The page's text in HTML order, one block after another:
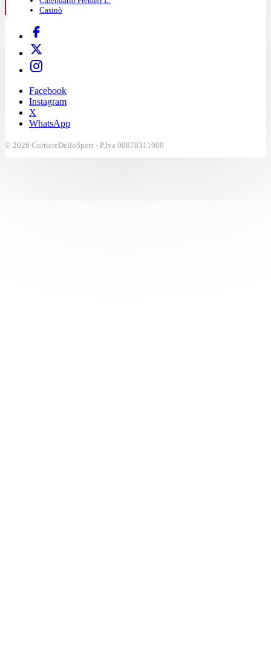
Casinò
Facebook
Instagram
X
WhatsApp
© 2026 CorriereDelloSport - P.Iva 00878311000